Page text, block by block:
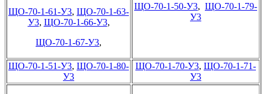
ЩО-70-1-61-У3, ЩО-70-1-63-
У3, ЩО-70-1-66-У3,
ЩО-70-1-67-У3,
ЩО-70-1-50-У3, ЩО-70-1-79-
У3
ЩО-70-1-51-У3, ЩО-70-1-80-
У3
ЩО-70-1-70-У3, ЩО-70-1-71-
У3